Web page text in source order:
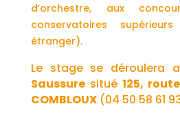
d’orchestre, aux
conservatoires
étranger).
Le stage se déroulera
Saussure situé 125,
COMBLOUX (04 50 58 61